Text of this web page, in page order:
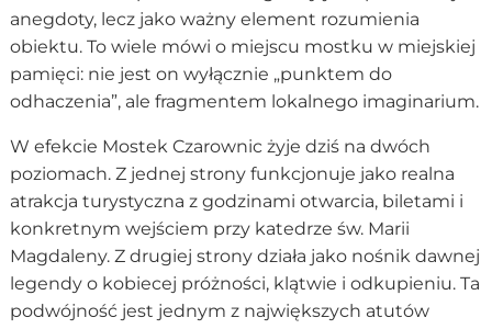
anegdoty, lecz jako ważny element rozumienia
obiektu. To wiele mówi o miejscu mostku w miejskiej
pamięci: nie jest on wyłącznie „punktem do
odhaczenia”, ale fragmentem lokalnego imaginarium.
W efekcie Mostek Czarownic żyje dziś na dwóch
poziomach. Z jednej strony funkcjonuje jako realna
atrakcja turystyczna z godzinami otwarcia, biletami i
konkretnym wejściem przy katedrze św. Marii
Magdaleny. Z drugiej strony działa jako nośnik dawnej
legendy o kobiecej próżności, klątwie i odkupieniu. Ta
podwójność jest jednym z największych atutów